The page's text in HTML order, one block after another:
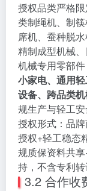
授权品类严格
类制绳机、制
席机、蚕种脱
精制成型机械
机械专用零部件
小家电、通用
设备、跨品类
规生产与轻工安
授权形式：品
授权+轻工稳态
规质保资料共
持，不含专利转
3.2 合作收